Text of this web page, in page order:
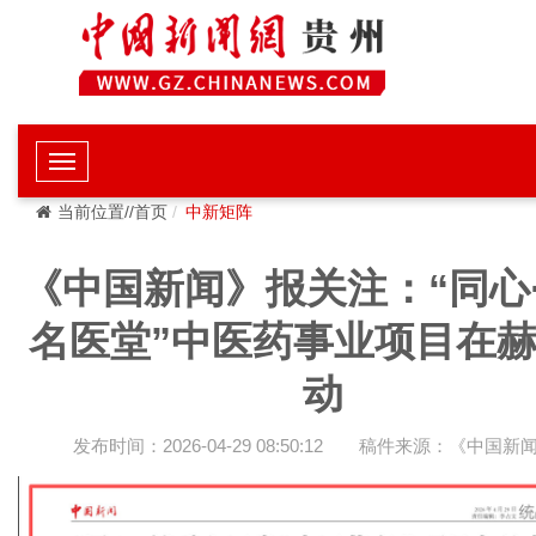
当前位置//首页 中新矩阵
《中国新闻》报关注：“同
名医堂”中医药事业项目在
动
发布时间：2026-04-29 08:50:12 稿件来源：《中国新